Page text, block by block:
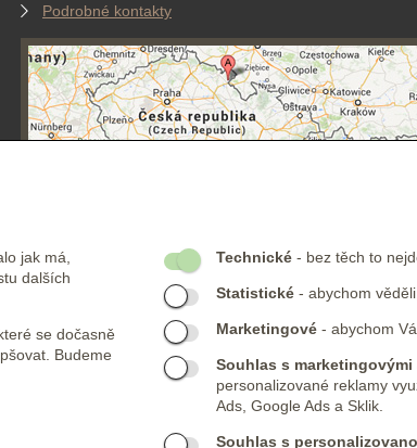
jak má,
dalších
se dočasně
Budeme
Technické - bez těch to
Statistické - abychom
Marketingové - abychom
Souhlas s marketingovými
personalizované reklamy
Ads, Google Ads a Sklik.
Souhlas s
Podrobné kontakty
PLATEBNÍ PARTNEŘI